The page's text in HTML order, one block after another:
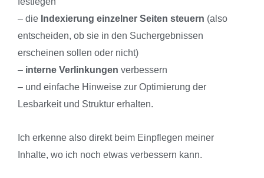
– die Indexierung einzelner Seiten steuern (also
entscheiden, ob sie in den Suchergebnissen
erscheinen sollen oder nicht)
– interne Verlinkungen verbessern
– und einfache Hinweise zur Optimierung der
Lesbarkeit und Struktur erhalten.
Ich erkenne also direkt beim Einpflegen meiner
Inhalte, wo ich noch etwas verbessern kann.